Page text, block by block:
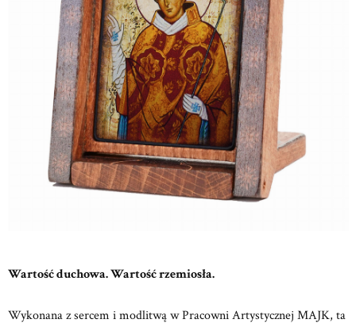
Wartość duchowa. Wartość rzemiosła.
Wykonana z sercem i modlitwą w Pracowni Artystycznej MAJK, ta